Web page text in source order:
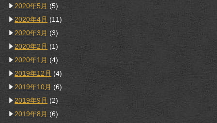
2020年5月 (5)
2020年4月 (11)
2020年3月 (3)
2020年2月 (1)
2020年1月 (4)
2019年12月 (4)
2019年10月 (6)
2019年9月 (2)
2019年8月 (6)